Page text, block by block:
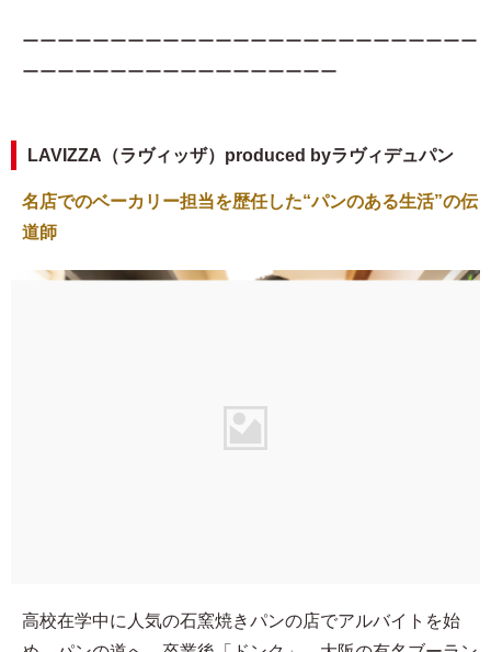
ーーーーーーーーーーーーーーーーーーーーーーーーーー
ーーーーーーーーーーーーーーーーーー
LAVIZZA（ラヴィッザ）produced byラヴィデュパン
名店でのベーカリー担当を歴任した“パンのある生活”の伝
道師
高校在学中に人気の石窯焼きパンの店でアルバイトを始